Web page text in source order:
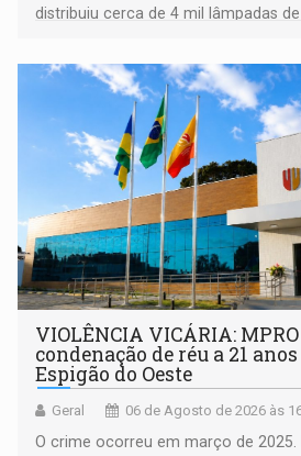
distribuiu cerca de 4 mil lâmpadas de
comunidade
VIOLÊNCIA VICÁRIA:
condenação de réu a 21
Espigão do Oeste
Geral 06 de Agosto de 2026 às
O crime ocorreu em março de